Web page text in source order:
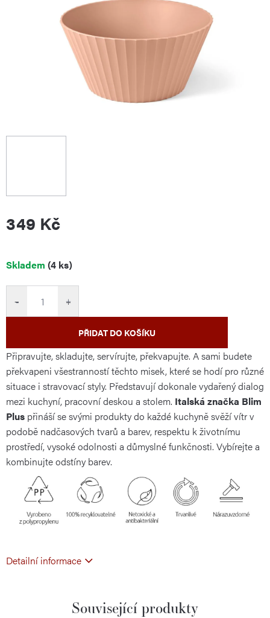
349 Kč
Měrná
Skladem (4 ks)
+
−
PŘIDAT DO KOŠÍKU
Připravujte, skladujte, servírujte, překvapujte. A sami budete
překvapeni všestranností těchto misek, které se hodí pro různé
situace i stravovací styly. Představují dokonale vydařený dialog
mezi kuchyní, pracovní deskou a stolem. Italská značka Blim
Plus přináší se svými produkty do každé kuchyně svěží vítr v
podobě nadčasových tvarů a barev, respektu k životnímu
prostředí, vysoké odolnosti a důmyslné funkčnosti. Vybírejte a
kombinujte odstíny barev.
Detailní informace
Související produkty